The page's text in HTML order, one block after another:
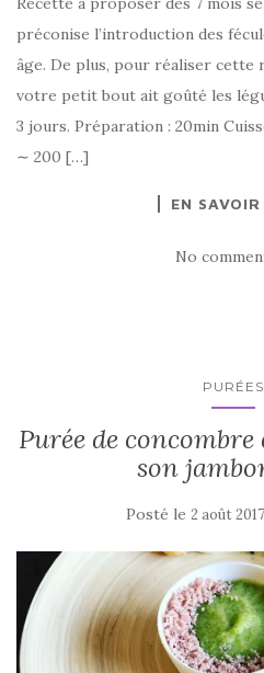
préconise l’introduction des
âge. De plus, pour réaliser cette
votre petit bout ait goûté les
3 jours. Préparation : 20min
∼ 200 […]
EN SAVOIR
No
PURÉES
Purée de
son
Posté le 2 août 2017